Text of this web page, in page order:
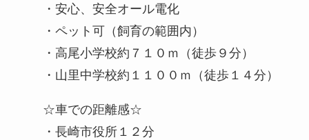
・安心、安全オール電化
・ペット可（飼育の範囲内）
・高尾小学校約７１０ｍ（徒歩９分）
・山里中学校約１１００ｍ（徒歩１４分）
☆車での距離感☆
・長崎市役所１２分